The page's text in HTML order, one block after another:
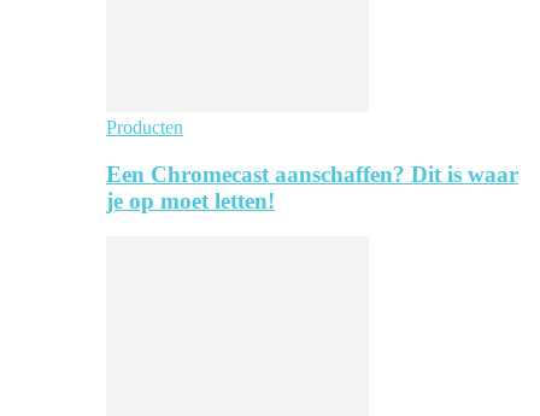
Producten
Een Chromecast aanschaffen? Dit is waar
je op moet letten!